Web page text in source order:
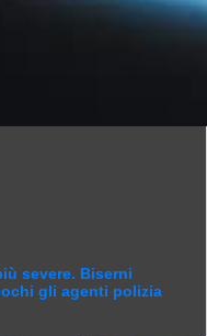
severe. Biserni
gli agenti polizia